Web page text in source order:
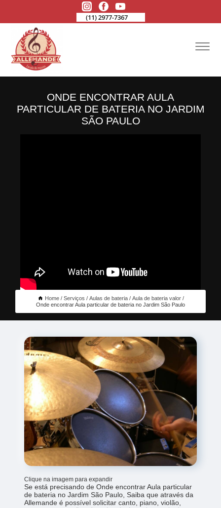
(11) 2977-7367
ONDE ENCONTRAR AULA
PARTICULAR DE BATERIA NO JARDIM
SÃO PAULO
Home Serviços Aulas de bateria
Aula de bateria valor
Onde encontrar Aula particular de bateria no Jardim São Paulo
Clique na imagem para expandir
Se está precisando de Onde encontrar Aula particular
de bateria no Jardim São Paulo, Saiba que através da
Allemande é possível solicitar canto, piano, violão,